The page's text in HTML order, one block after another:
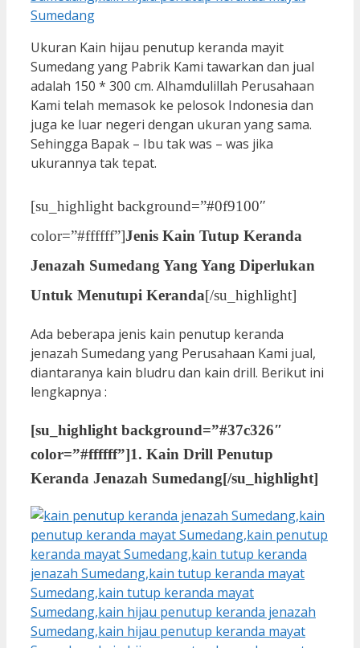
Ukuran Kain hijau penutup keranda mayit
Sumedang yang Pabrik Kami tawarkan dan jual
adalah 150 * 300 cm. Alhamdulillah Perusahaan
Kami telah memasok ke pelosok Indonesia dan
juga ke luar negeri dengan ukuran yang sama.
Sehingga Bapak – Ibu tak was – was jika
ukurannya tak tepat.
[su_highlight background=”#0f9100″
color=”#ffffff”]Jenis Kain Tutup Keranda
Jenazah Sumedang Yang Yang Diperlukan
Untuk Menutupi Keranda[/su_highlight]
Ada beberapa jenis kain penutup keranda
jenazah Sumedang yang Perusahaan Kami jual,
diantaranya kain bludru dan kain drill. Berikut ini
lengkapnya :
[su_highlight background=”#37c326″
color=”#ffffff”]1. Kain Drill Penutup
Keranda Jenazah Sumedang[/su_highlight]